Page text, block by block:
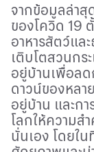
จากข้อมูลล่าสุ
ของโควิด 19
อาหารสัตว์แล
เติบโตสวนกร
อยู่บ้านเพื่อลด
ดาวน์ของหลา
อยู่บ้าน และกา
โลกให้ความส
นั่นเอง โดยใน